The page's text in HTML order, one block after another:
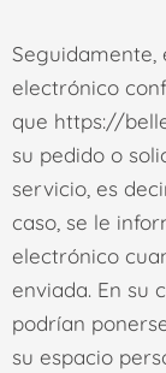
Seguidamente,
electrónico
que https://
su pedido o
servicio, es
caso, se le
electrónico
enviada. En su
podrían
su espacio